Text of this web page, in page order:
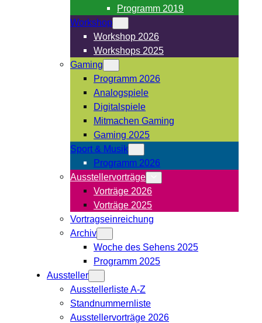
Programm 2019
Workshop
Workshop 2026
Workshops 2025
Gaming
Programm 2026
Analogspiele
Digitalspiele
Mitmachen Gaming
Gaming 2025
Sport & Musik
Programm 2026
Ausstellervorträge
Vorträge 2026
Vorträge 2025
Vortragseinreichung
Archiv
Woche des Sehens 2025
Programm 2025
Aussteller
Ausstellerliste A-Z
Standnummernliste
Ausstellervorträge 2026